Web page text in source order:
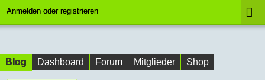
Anmelden oder registrieren
Blog Dashboard Forum Mitglieder Shop